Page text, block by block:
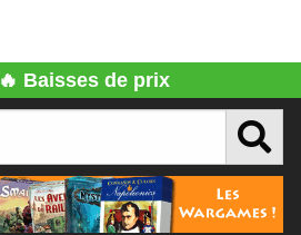
🔥 Baisses de prix